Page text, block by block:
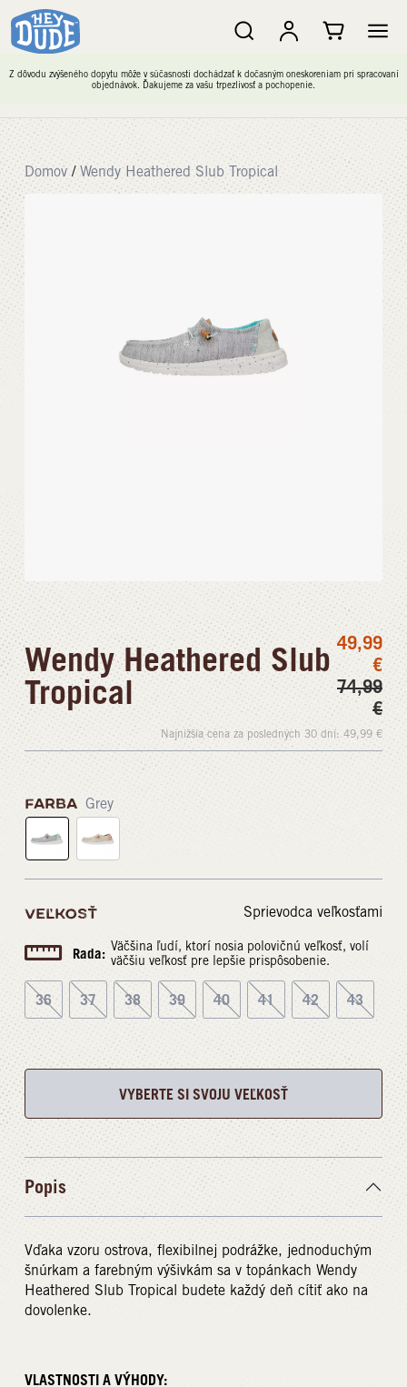
Z dôvodu zvýšeného dopytu môže v súčasnosti dochádzať k dočasným oneskoreniam pri spracovaní
objednávok. Ďakujeme za vašu trpezlivosť a pochopenie.
Domov / Wendy Heathered Slub Tropical
Wendy Heathered Slub
Tropical
49,99
€
74,99
€
Najnižšia cena za posledných 30 dní: 49,99 €
FARBA Grey
VEĽKOSŤ Sprievodca veľkosťami
Rada: Väčšina ľudí, ktorí nosia polovičnú veľkosť, volí
väčšiu veľkosť pre lepšie prispôsobenie.
36 37 38 39 40 41 42 43
VYBERTE SI SVOJU VEĽKOSŤ
Popis
Vďaka vzoru ostrova, flexibilnej podrážke, jednoduchým
šnúrkam a farebným výšivkám sa v topánkach Wendy
Heathered Slub Tropical budete každý deň cítiť ako na
dovolenke.
VLASTNOSTI A VÝHODY: